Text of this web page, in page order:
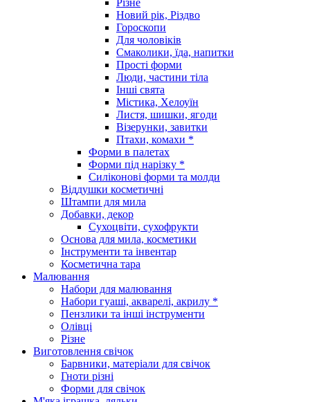
Новий рік, Різдво
Гороскопи
Для чоловіків
Смаколики, їда, напитки
Прості форми
Люди, частини тіла
Інші свята
Містика, Хелоуїн
Листя, шишки, ягоди
Візерунки, завитки
Птахи, комахи *
Форми в палетах
Форми під нарізку *
Силіконові форми та молди
Віддушки косметичні
Штампи для мила
Добавки, декор
Сухоцвіти, сухофрукти
Основа для мила, косметики
Інструменти та інвентар
Косметична тара
Малювання
Набори для малювання
Набори гуаші, акварелі, акрилу *
Пензлики та інші інструменти
Олівці
Різне
Виготовлення свічок
Барвники, матеріали для свічок
Гноти різні
Форми для свічок